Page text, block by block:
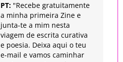
PT: "Recebe gratuitamente
a minha primeira Zine e
junta-te a mim nesta
viagem de escrita curativa
e poesia. Deixa aqui o teu
e-mail e vamos caminhar